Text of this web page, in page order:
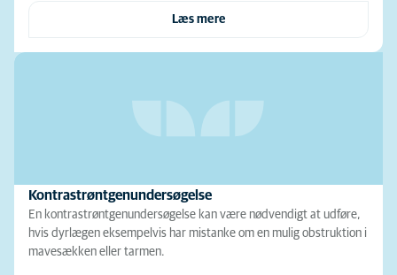
Læs mere
Kontrastrøntgenundersøgelse
En kontrastrøntgenundersøgelse kan være nødvendigt at udføre,
hvis dyrlægen eksempelvis har mistanke om en mulig obstruktion i
mavesækken eller tarmen.